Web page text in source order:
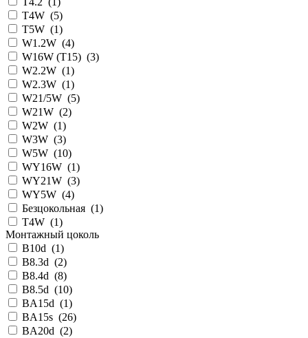
T4W (5)
T5W (1)
W1.2W (4)
W16W (T15) (3)
W2.2W (1)
W2.3W (1)
W21/5W (5)
W21W (2)
W2W (1)
W3W (3)
W5W (10)
WY16W (1)
WY21W (3)
WY5W (4)
Безцокольная (1)
Т4W (1)
Монтажный цоколь
B10d (1)
B8.3d (2)
B8.4d (8)
B8.5d (10)
BA15d (1)
BA15s (26)
BA20d (2)